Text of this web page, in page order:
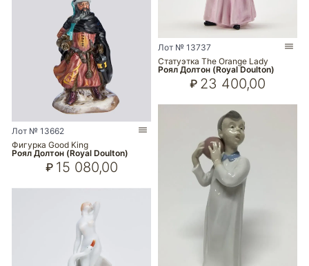
Лот № 13662
Фигурка Good King
Роял Долтон (Royal Doulton)
₽ 15 080,00
Лот № 13737
Статуэтка The Orange Lady
Роял Долтон (Royal Doulton)
₽ 23 400,00